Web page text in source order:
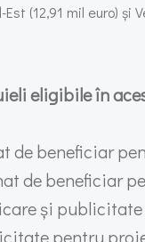
(12,91 mil euro) și
eligibile în
de beneficiar
de beneficiar
și publicitate
pentru